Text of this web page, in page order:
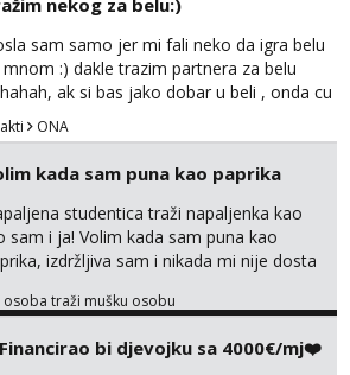
nekog za belu:)
sam samo jer mi fali neko da igra belu
mnom :) dakle trazim partnera za belu
ak si bas jako dobar u beli , onda cu
za dalje Klikni na link ispod i nadji me
cekam te!
ONA
kada sam puna kao paprika
studentica traži napaljenka kao
sam i ja! Volim kada sam puna kao
izdržljiva sam i nikada mi nije dosta
kad i bilo gdje zato se javi što prije da
cekam te!
osoba traži mušku osobu
bi djevojku sa 4000€/mj❤️